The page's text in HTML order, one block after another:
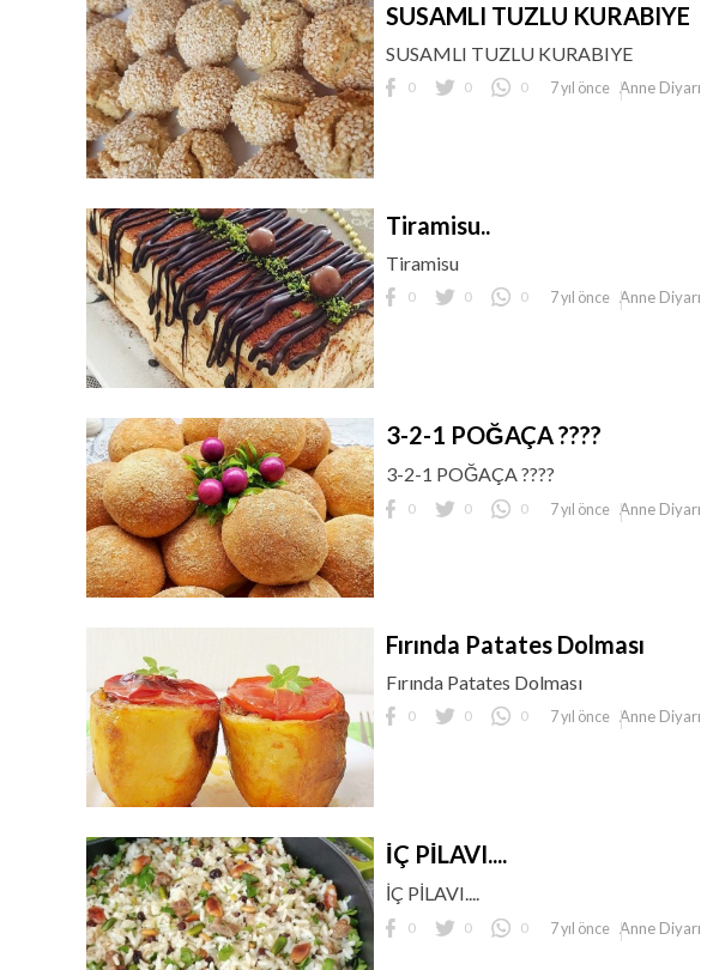
SUSAMLI TUZLU KURABIYE
SUSAMLI TUZLU KURABIYE
0 0 0 7 yıl önce Anne Diyarı
Tiramisu..
Tiramisu
0 0 0 7 yıl önce Anne Diyarı
3-2-1 POĞAÇA ????
3-2-1 POĞAÇA ????
0 0 0 7 yıl önce Anne Diyarı
Fırında Patates Dolması
Fırında Patates Dolması
0 0 0 7 yıl önce Anne Diyarı
İÇ PİLAVI....
İÇ PİLAVI....
0 0 0 7 yıl önce Anne Diyarı